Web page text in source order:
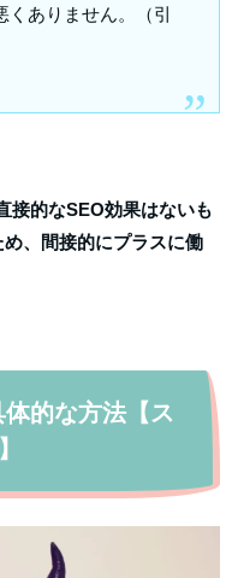
くありません。（引
接的なSEO効果はないも
、間接的にプラスに働
的な方法【ス